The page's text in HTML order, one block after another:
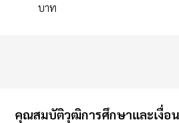
บาท
คุณสมบัติวุฒิการศึกษาและเงื่อ